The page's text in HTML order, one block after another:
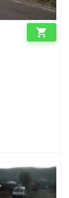
shopping_cart